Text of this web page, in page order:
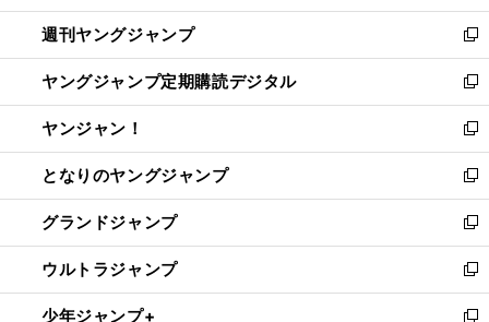
開
く
ウ
で
開
く
ン
ド
ウ
で
開
く
ウ
ィ
ン
ド
ウ
で
開
く
週刊ヤングジャンプ
新
し
い
ウ
ィ
ン
ド
ウ
で
開
く
ヤングジャンプ定期購読デジタル
新
し
い
ウ
ィ
ン
ド
ウ
で
開
く
ヤンジャン！
新
し
い
ウ
ィ
ン
ド
ウ
で
となりのヤングジャンプ
新
し
い
ウ
ィ
ン
ド
グランドジャンプ
新
し
い
ウ
ウルトラジャンプ
新
し
少年ジャンプ+